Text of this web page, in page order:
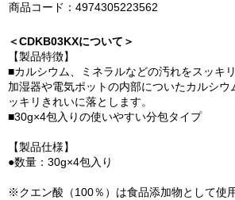
商品コード：4974305223562
＜CDKB03KXについて＞
【製品特徴】
■カルシウム、ミネラルなどの汚れをスッキ
加湿器や電気ポットの内部についたカルシウ
ッキリきれいに落とします。
■30g×4包入りの使いやすい分包タイプ
【製品仕様】
●数量：30g×4包入り
※クエン酸（100％）は食品添加物として使